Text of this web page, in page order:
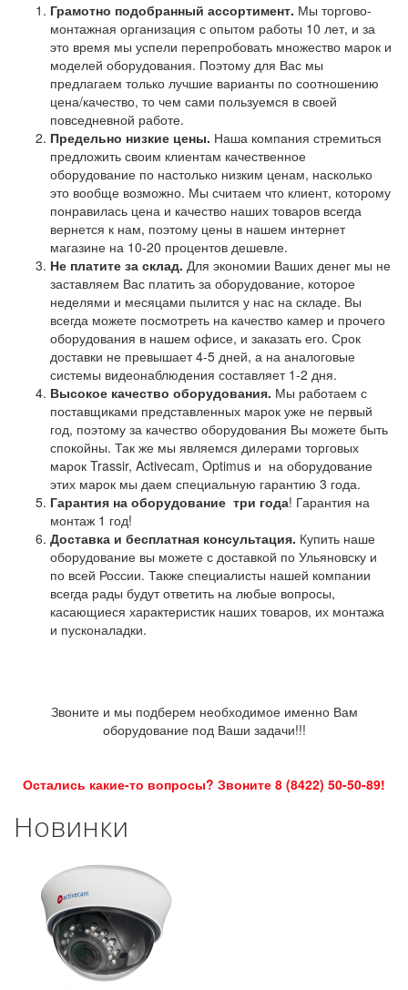
Грамотно подобранный ассортимент. Мы торгово-
монтажная организация с опытом работы 10 лет, и за
это время мы успели перепробовать множество марок и
моделей оборудования. Поэтому для Вас мы
предлагаем только лучшие варианты по соотношению
цена/качество, то чем сами пользуемся в своей
повседневной работе.
Предельно низкие цены. Наша компания стремиться
предложить своим клиентам качественное
оборудование по настолько низким ценам, насколько
это вообще возможно. Мы считаем что клиент, которому
понравилась цена и качество наших товаров всегда
вернется к нам, поэтому цены в нашем интернет
магазине на 10-20 процентов дешевле.
Не платите за склад. Для экономии Ваших денег мы не
заставляем Вас платить за оборудование, которое
неделями и месяцами пылится у нас на складе. Вы
всегда можете посмотреть на качество камер и прочего
оборудования в нашем офисе, и заказать его. Срок
доставки не превышает 4-5 дней, а на аналоговые
системы видеонаблюдения составляет 1-2 дня.
Высокое качество оборудования. Мы работаем с
поставщиками представленных марок уже не первый
год, поэтому за качество оборудования Вы можете быть
спокойны. Так же мы являемся дилерами торговых
марок Trassir, Activecam, Optimus и на оборудование
этих марок мы даем специальную гарантию 3 года.
Гарантия на оборудование три года! Гарантия на
монтаж 1 год!
Доставка и бесплатная консультация. Купить наше
оборудование вы можете с доставкой по Ульяновску и
по всей России. Также специалисты нашей компании
всегда рады будут ответить на любые вопросы,
касающиеся характеристик наших товаров, их монтажа
и пусконаладки.
Звоните и мы подберем необходимое именно Вам
оборудование под Ваши задачи!!!
Остались какие-то вопросы? Звоните 8 (8422) 50-50-89!
Новинки